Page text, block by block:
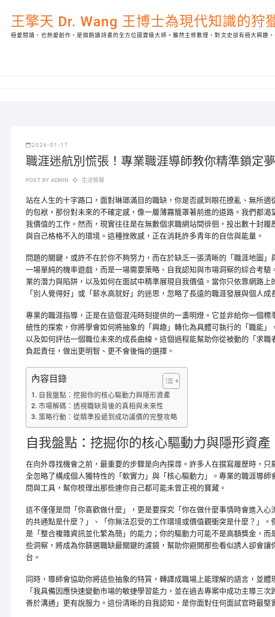
content王擎天 Dr. Wang 王博士為現代知識的狩
極愛閱讀、也熱愛創作，是個飽讀詩書的全方位國寶級大師。雖然主修數理，對文史卻有極大興趣
2026-01-17
職涯迷航別慌張！專業職涯導師教你精準鎖定
POST BY ADMIN 生活情報
站在人生的十字路口，面對琳瑯滿目的職缺，你是否感到眼花撩亂、無所
的包袱，那份對未來的不確定感，像一層薄霧籠罩著前進的道路。我們都
我價值的工作。然而，現實往往是在無數個求職網站間徘徊，投出數十封
與自己格格不入的環境。這種挫敗感，正在消耗許多青年的自信與能量。
問題的關鍵，或許不在於你不夠努力，而在於缺乏一張清晰的「職涯地圖
一場單純的機率遊戲，而是一場需要策略、自我認知與市場洞察的綜合考
業的潛力與陷阱，以及如何在面試中精準展現自我價值。當你只依靠網路
「別人覺得好」或「薪水高就好」的迷思，忽略了長遠的職涯發展與個人成
專業的職涯指導，正是在這個混沌時刻提供的一盞明燈。它並非給你一個
統性的探索，你將學會如何將抽象的「興趣」轉化為具體可執行的「職能」
以及如何評估一個職位未來的成長曲線。這個過程能幫助你從被動的「求
負起責任，做出更明智、更不會後悔的選擇。
內容目錄
自我盤點：挖掘你的核心驅動力與隱形資產
市場解碼：透視職缺背後的真相與未來性
策略行動：從精準投遞到成功議價的完整攻略
自我盤點：挖掘你的核心驅動力與隱形資產
在向外尋找機會之前，最重要的步驟是向內探尋。許多人在撰寫履歷時，
全忽略了構成個人獨特性的「軟實力」與「核心驅動力」。專業的職涯導
問與工具，幫你梳理出那些連你自己都可能未曾正視的寶藏。
這不僅僅是問「你喜歡做什麼」，更是要探究「你在做什麼事情時會進入
的共通點是什麼？」、「你無法忍受的工作環境或價值觀衝突是什麼？」
是「整合複雜資訊並化繁為簡」的能力；你的驅動力可能不是高額獎金，
些洞察，將成為你篩選職缺最關鍵的濾鏡，幫助你避開那些看似誘人卻會
台。
同時，導師會協助你將這些抽象的特質，轉譯成職場上能理解的語言，並
「我具備因應快速變動市場的敏捷學習能力，並在過去專案中成功主導三
善於溝通」更有說服力。這份清晰的自我認知，是你面對任何面試官時最堅